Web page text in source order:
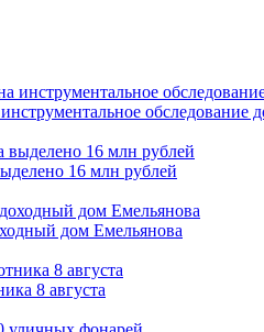
обследование
16 млн рублей
дом Емельянова
8 августа